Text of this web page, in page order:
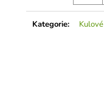
Kategorie: Kulové